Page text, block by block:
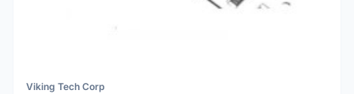
Viking Tech Corp